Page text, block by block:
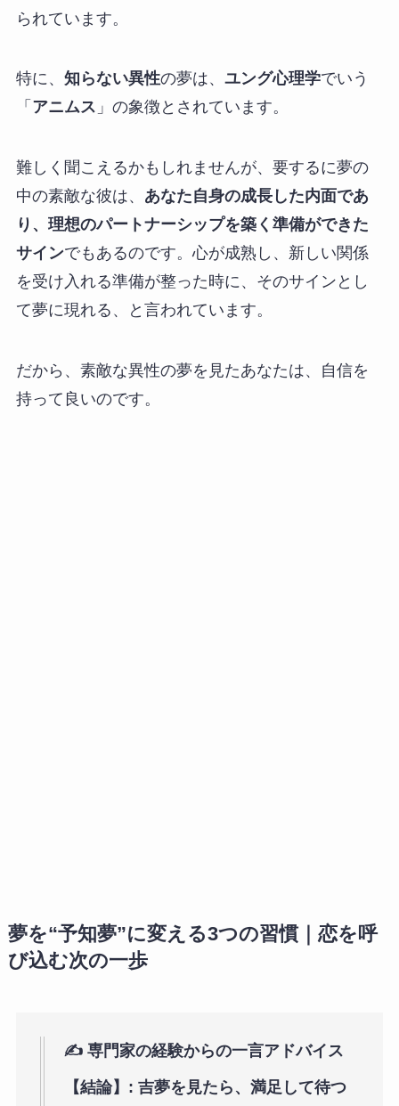
られています。
特に、 知らない異性の夢は、 ユング心理学でいう
「 アニムス 」の象徴とされています。
難しく聞こえるかもしれませんが、要するに夢の
中の素敵な彼は、 あなた自身の成長した内面であ
り、理想のパートナーシップを築く準備ができた
サインでもあるのです。心が成熟し、新しい関係
を受け入れる準備が整った時に、そのサインとし
て夢に現れる、と言われています。
だから、素敵な異性の夢を見たあなたは、自信を
持って良いのです。
夢を“予知夢”に変える3つの習慣｜恋を呼
び込む次の一歩
✍️ 専門家の経験からの一言アドバイス
【結論】: 吉夢を見たら、満足して待つ